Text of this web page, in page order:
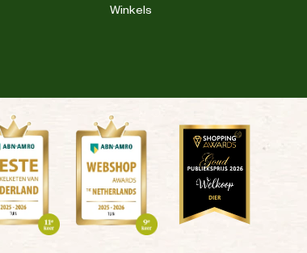
Winkels